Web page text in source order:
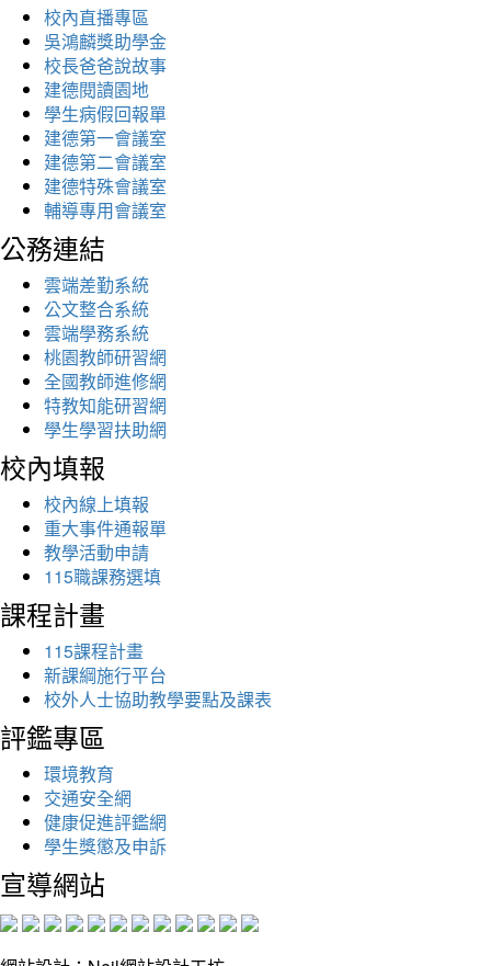
校內直播專區
吳鴻麟獎助學金
校長爸爸說故事
建德閱讀園地
學生病假回報單
建德第一會議室
建德第二會議室
建德特殊會議室
輔導專用會議室
公務連結
雲端差勤系統
公文整合系統
雲端學務系統
桃園教師研習網
全國教師進修網
特教知能研習網
學生學習扶助網
校內填報
校內線上填報
重大事件通報單
教學活動申請
115職課務選填
課程計畫
115課程計畫
新課綱施行平台
校外人士協助教學要點及課表
評鑑專區
環境教育
交通安全網
健康促進評鑑網
學生獎懲及申訴
宣導網站